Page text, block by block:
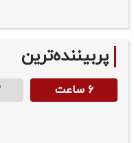
پربیننده‌ترین
۶ ساعت